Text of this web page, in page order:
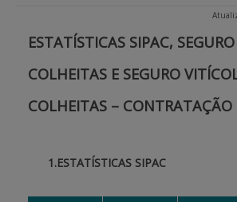
ESTATÍSTICAS
PAGAMENTOS
APOIO AO BENEFICIÁRIO
ESTATÍSTICAS SIPAC,
COLHEITAS E SEGURO
COLHEITAS – CONTRATAÇÃO
1.ESTATÍSTICAS SIPAC